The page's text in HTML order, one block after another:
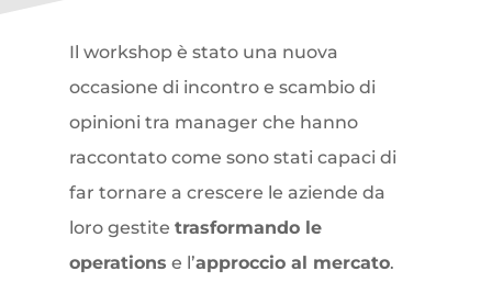
Il workshop è stato una nuova
occasione di incontro e scambio di
opinioni tra manager che hanno
raccontato come sono stati capaci di
far tornare a crescere le aziende da
loro gestite trasformando le
operations e l’approccio al mercato.